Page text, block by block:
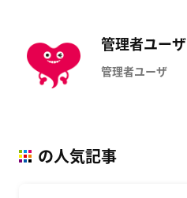
管理者ユーザ
管理者ユーザ
の人気記事